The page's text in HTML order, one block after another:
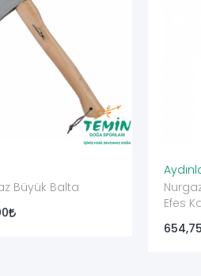
Büyük Balta
Efes